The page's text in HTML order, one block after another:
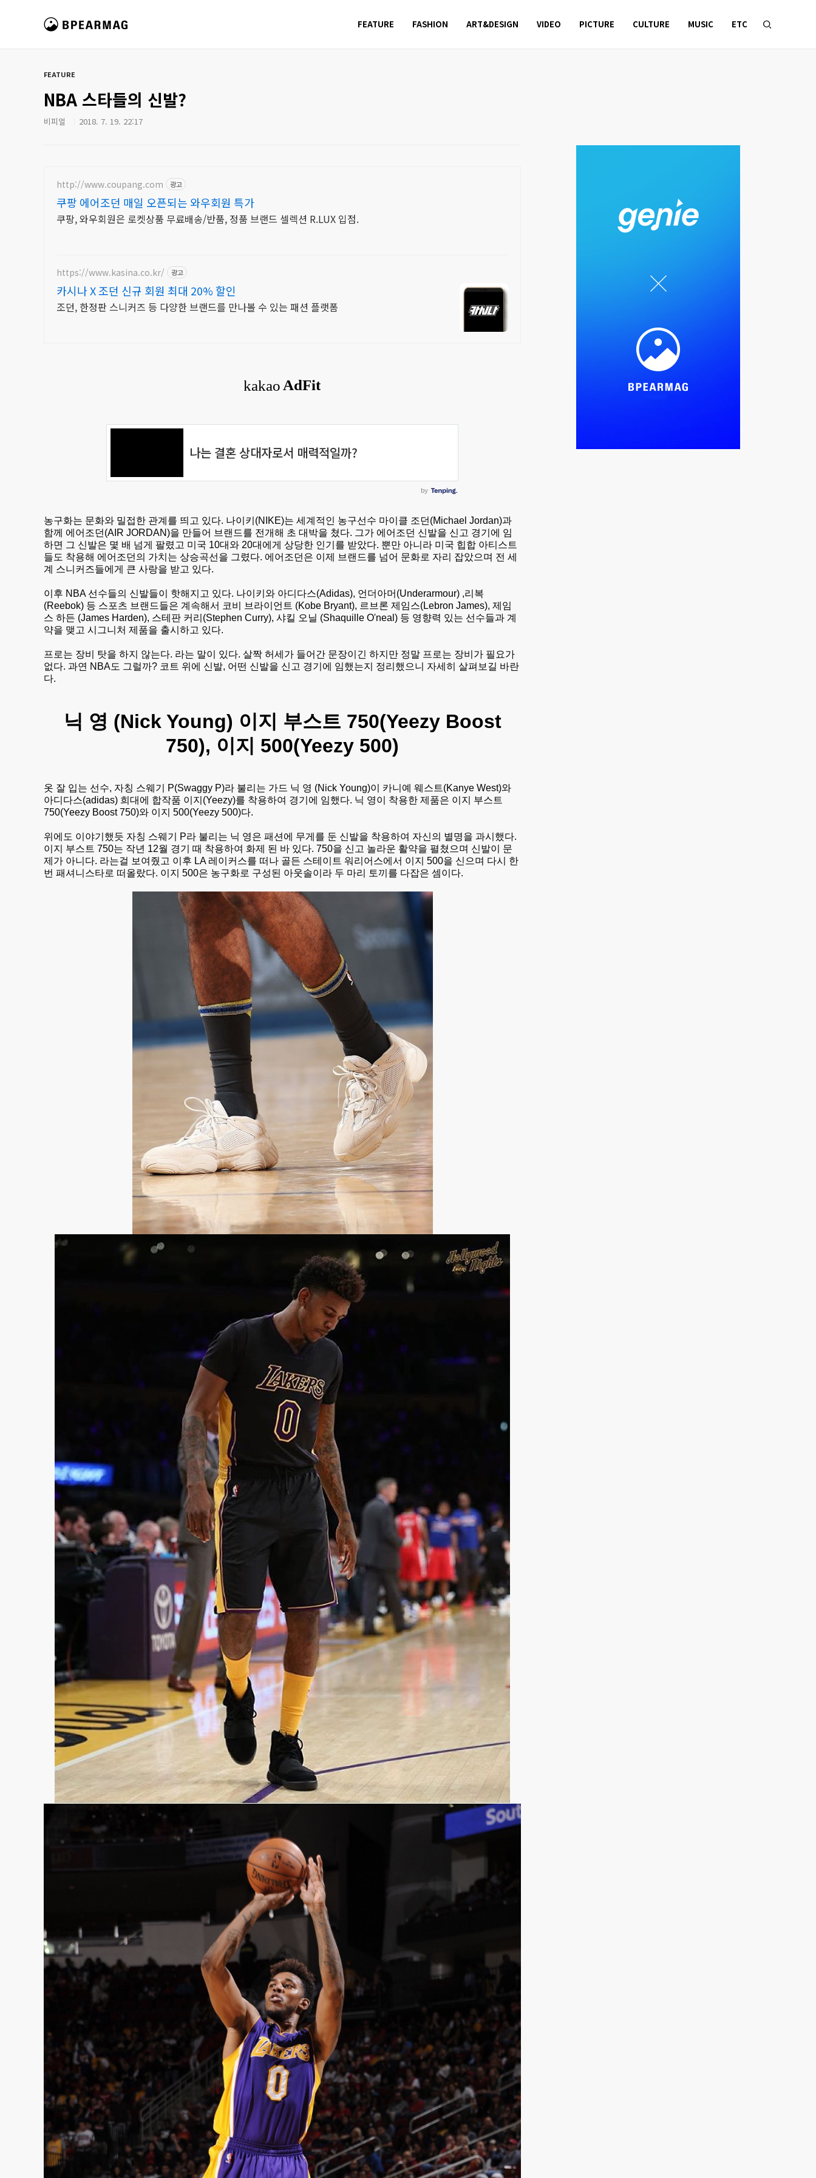
비피얼 매거진
FEATURE FASHION ART&DESIGN VIDEO PICTURE CULTURE MUSIC ETC
FEATURE
NBA 스타들의 신발?
비피얼 2018. 7. 19. 22:17
http://www.coupang.com 광고
쿠팡 에어조던 매일 오픈되는 와우회원 특가
쿠팡, 와우회원은 로켓상품 무료배송/반품, 정품 브랜드 셀렉션 R.LUX 입점.
https://www.kasina.co.kr/ 광고
카시나 X 조던 신규 회원 최대 20% 할인
조던, 한정판 스니커즈 등 다양한 브랜드를 만나볼 수 있는 패션 플랫폼
농구화는 문화와 밀접한 관계를 띄고 있다. 나이키(NIKE)는 세계적인 농구선수 마이클 조던(Michael Jordan)과
함께 에어조던(AIR JORDAN)을 만들어 브랜드를 전개해 초 대박을 쳤다. 그가 에어조던 신발을 신고 경기에 임
하면 그 신발은 몇 배 넘게 팔렸고 미국 10대와 20대에게 상당한 인기를 받았다. 뿐만 아니라 미국 힙합 아티스트
들도 착용해 에어조던의 가치는 상승곡선을 그렸다. 에어조던은 이제 브랜드를 넘어 문화로 자리 잡았으며 전 세
계 스니커즈들에게 큰 사랑을 받고 있다.
이후 NBA 선수들의 신발들이 핫해지고 있다. 나이키와 아디다스(Adidas), 언더아머(Underarmour) ,리복
(Reebok) 등 스포츠 브랜드들은 계속해서 코비 브라이언트 (Kobe Bryant), 르브론 제임스(Lebron James), 제임
스 하든 (James Harden), 스테판 커리(Stephen Curry), 샤킬 오닐 (Shaquille O'neal) 등 영향력 있는 선수들과 계
약을 맺고 시그니처 제품을 출시하고 있다.
프로는 장비 탓을 하지 않는다. 라는 말이 있다. 살짝 허세가 들어간 문장이긴 하지만 정말 프로는 장비가 필요가
없다. 과연 NBA도 그럴까? 코트 위에 신발, 어떤 신발을 신고 경기에 임했는지 정리했으니 자세히 살펴보길 바란
다.
닉 영 (Nick Young) 이지 부스트 750(Yeezy Boost
750), 이지 500(Yeezy 500)
옷 잘 입는 선수, 자칭 스웨기 P(Swaggy P)라 불리는 가드 닉 영 (Nick Young)이 카니예 웨스트(Kanye West)와
아디다스(adidas) 희대에 합작품 이지(Yeezy)를 착용하여 경기에 임했다. 닉 영이 착용한 제품은 이지 부스트
750(Yeezy Boost 750)와 이지 500(Yeezy 500)다.
위에도 이야기했듯 자칭 스웨기 P라 불리는 닉 영은 패션에 무게를 둔 신발을 착용하여 자신의 별명을 과시했다.
이지 부스트 750는 작년 12월 경기 때 착용하여 화제 된 바 있다. 750을 신고 놀라운 활약을 펼쳤으며 신발이 문
제가 아니다. 라는걸 보여줬고 이후 LA 레이커스를 떠나 골든 스테이트 워리어스에서 이지 500을 신으며 다시 한
번 패셔니스타로 떠올랐다. 이지 500은 농구화로 구성된 아웃솔이라 두 마리 토끼를 다잡은 셈이다.